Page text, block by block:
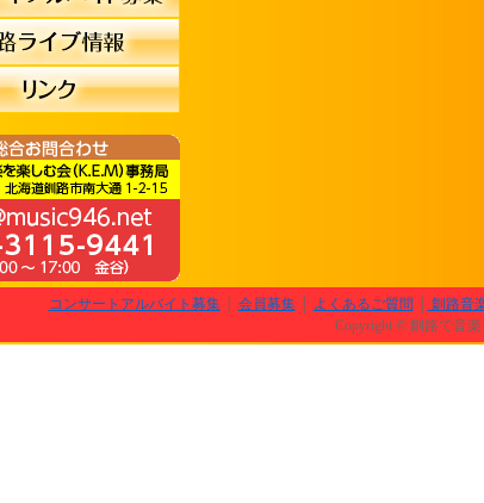
コンサートアルバイト募集│ 会員募集│ よくあるご質問 釧路音
Copyright © 釧路で音楽